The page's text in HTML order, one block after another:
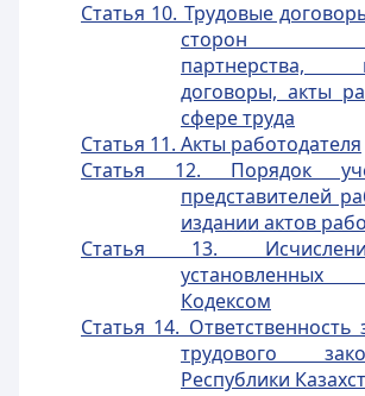
Статья 10. Трудовые
сторон
партнерства,
договоры, акты
сфере труда
Статья 11. Акты работодателя
Статья 12. Порядок
представителей
издании актов
Статья 13.
Кодексом
Статья 14.
трудового
Республики